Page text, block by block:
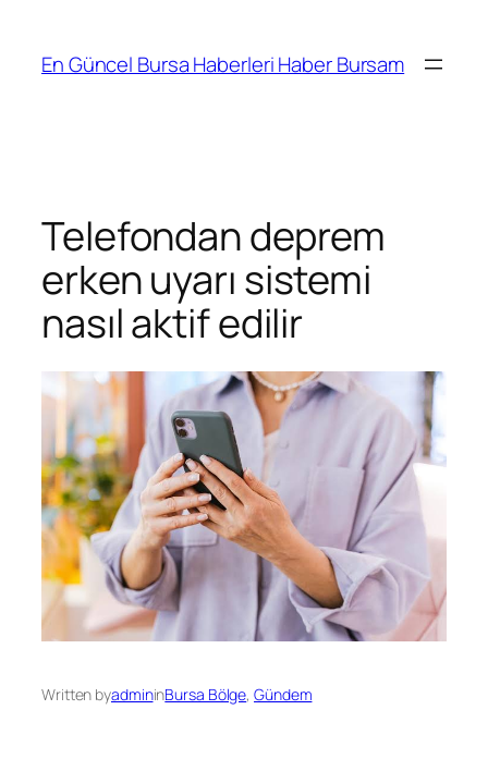
En Güncel Bursa Haberleri Haber Bursam
Telefondan deprem
erken uyarı sistemi
nasıl aktif edilir
Written byadmininBursa Bölge, Gündem